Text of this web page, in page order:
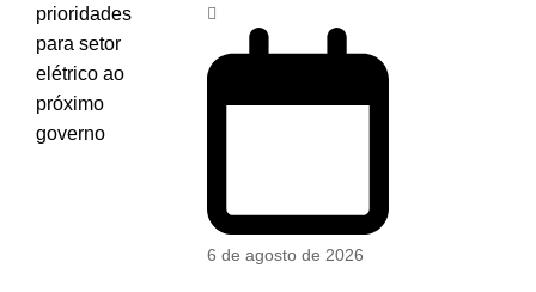
6 de agosto de 2026